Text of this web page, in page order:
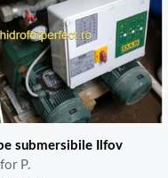
submersibile Ilfov
P.